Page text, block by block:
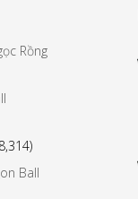
Rồng
Ball